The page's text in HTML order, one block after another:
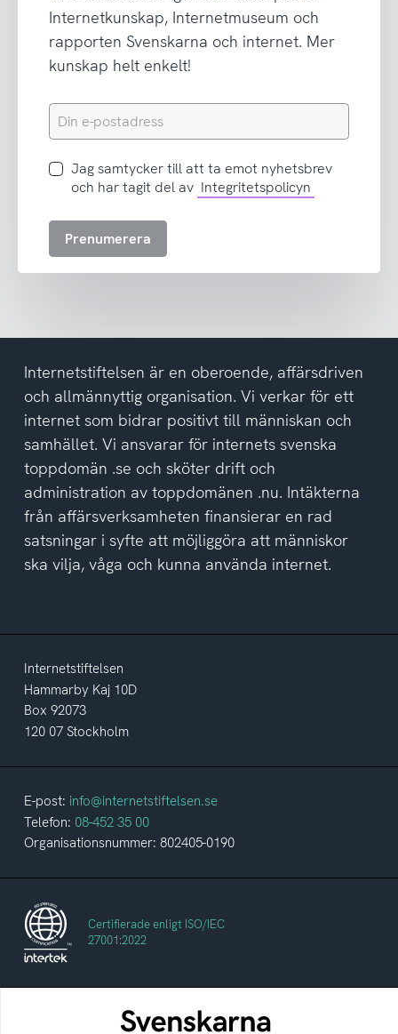
Internetkunskap, Internetmuseum och
rapporten Svenskarna och internet. Mer
kunskap helt enkelt!
Din
e-
Jag
samtycker
att
del
av
integritetspolicyn
Jag samtycker till att ta emot nyhetsbrev
och har tagit del av Integritetspolicyn
Prenumerera
Internetstiftelsen är en oberoende, affärsdriven
och allmännyttig organisation. Vi verkar för ett
internet som bidrar positivt till människan och
samhället. Vi ansvarar för internets svenska
toppdomän .se och sköter drift och
administration av toppdomänen .nu. Intäkterna
från affärsverksamheten finansierar en rad
satsningar i syfte att möjliggöra att människor
ska vilja, våga och kunna använda internet.
Internetstiftelsen
Hammarby Kaj 10D
Box 92073
120 07 Stockholm
E-post: info@internetstiftelsen.se
Telefon: 08-452 35 00
Organisationsnummer: 802405-0190
Certifierade enligt ISO/IEC
27001:2022
Svenskarna och internet